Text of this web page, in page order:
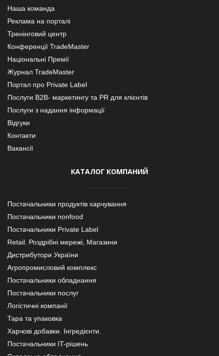
Наша команда
Реклама на порталі
Тренінговий центр
Конференції TradeMaster
Національні Премії
Журнал TradeMaster
Портал про Private Label
Послуги В2В- маркетингу та PR для клієнтів
Послуги з надання інформації
Відгуки
Контакти
Вакансії
КАТАЛОГ КОМПАНИЙ
Постачальники продуктів харчування
Постачальники nonfood
Постачальники Private Label
Retail. Роздрібні мережі, Магазини
Дистрибутори України
Агропромисловий комплекс
Постачальники обладнання
Постачальники послуг
Логістичні компанії
Тара та упаковка
Харчові добавки. Інгредієнти.
Постачальники IT-рішень